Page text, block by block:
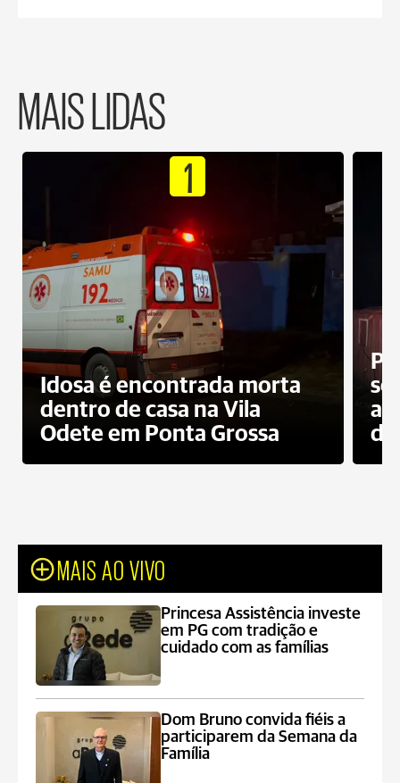
MAIS LIDAS
1
Idosa é encontrada morta
dentro de casa na Vila
Odete em Ponta Grossa
do
MAIS AO VIVO
Princesa Assistência investe
em PG com tradição e
cuidado com as famílias
Dom Bruno convida fiéis a
participarem da Semana da
Família